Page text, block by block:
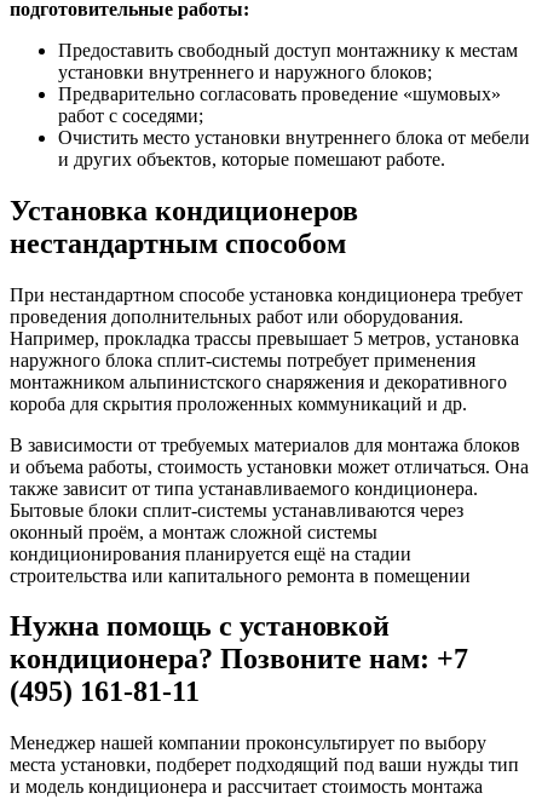
подготовительные работы:
Предоставить свободный доступ монтажнику к местам
установки внутреннего и наружного блоков;
Предварительно согласовать проведение «шумовых»
работ с соседями;
Очистить место установки внутреннего блока от мебели
и других объектов, которые помешают работе.
Установка кондиционеров
нестандартным способом
При нестандартном способе установка кондиционера требует
проведения дополнительных работ или оборудования.
Например, прокладка трассы превышает 5 метров, установка
наружного блока сплит-системы потребует применения
монтажником альпинистского снаряжения и декоративного
короба для скрытия проложенных коммуникаций и др.
В зависимости от требуемых материалов для монтажа блоков
и объема работы, стоимость установки может отличаться. Она
также зависит от типа устанавливаемого кондиционера.
Бытовые блоки сплит-системы устанавливаются через
оконный проём, а монтаж сложной системы
кондиционирования планируется ещё на стадии
строительства или капитального ремонта в помещении
Нужна помощь с установкой
кондиционера? Позвоните нам: +7
(495) 161-81-11
Менеджер нашей компании проконсультирует по выбору
места установки, подберет подходящий под ваши нужды тип
и модель кондиционера и рассчитает стоимость монтажа